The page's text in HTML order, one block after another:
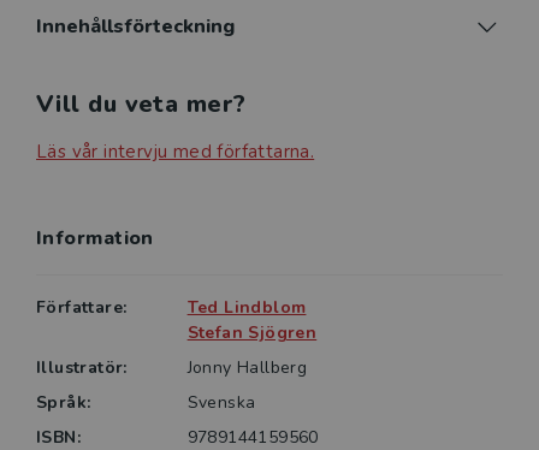
roll och hur investeringars värdeskapande är
kan tillämpas vid företagsvärdering inför beslut om
att investera i enstaka aktieposter eller uppköp av
hela företag. Här uppmärksammas även värdering av
Investeringsbedömning och modern finansiell teori
nivå. Bokens uppdelning i fördjupningsavsnitt och
avgränsade delar gör att den kan användas som
lärobok på kurser i investeringsbedömning och
företagsfinansiering på både grund- och
fördjupningsnivå vid universitet och högskolor.
Innehållsförteckning
Vill du veta mer?
Läs vår intervju med författarna.
Information
Författare:
Ted Lindblom
Stefan Sjögren
Illustratör:
Jonny Hallberg
Språk:
Svenska
ISBN:
9789144159560